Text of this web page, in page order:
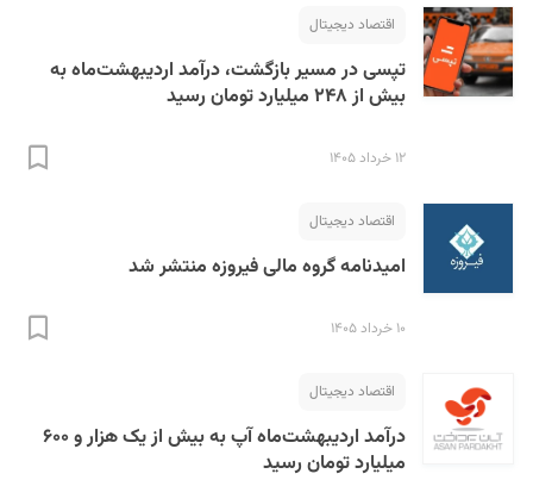
اقتصاد دیجیتال
تپسی در مسیر بازگشت،‌ درآمد اردیبهشت‌ماه به
بیش از ۲۴۸ میلیارد تومان رسید
۱۲ خرداد ۱۴۰۵
اقتصاد دیجیتال
امیدنامه گروه مالی فیروزه منتشر شد
۱۰ خرداد ۱۴۰۵
اقتصاد دیجیتال
درآمد اردیبهشت‌ماه آپ به بیش از یک هزار و ۶۰۰
میلیارد تومان رسید